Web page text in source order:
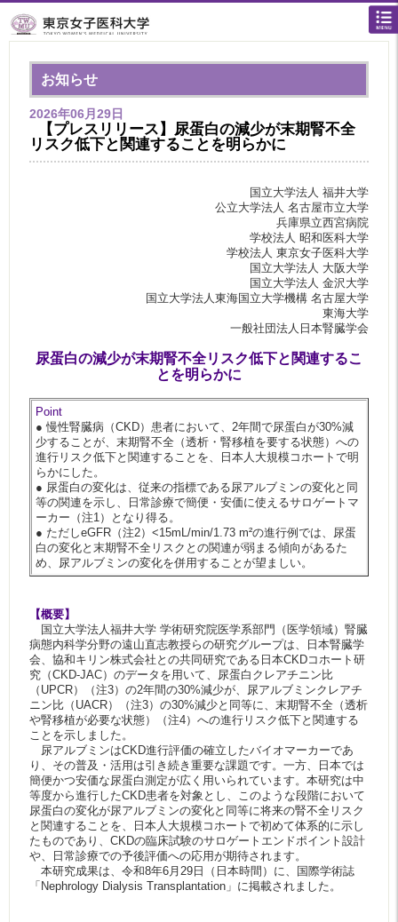
お知らせ
2026年06月29日
【プレスリリース】尿蛋白の減少が末期腎不全
リスク低下と関連することを明らかに
国立大学法人 福井大学
公立大学法人 名古屋市立大学
兵庫県立西宮病院
学校法人 昭和医科大学
学校法人 東京女子医科大学
国立大学法人 大阪大学
国立大学法人 金沢大学
国立大学法人東海国立大学機構 名古屋大学
東海大学
一般社団法人日本腎臓学会
尿蛋白の減少が末期腎不全リスク低下と関連するこ
とを明らかに
Point
●慢性腎臓病（CKD）患者において、2年間で尿蛋白が30%減
少することが、末期腎不全（透析・腎移植を要する状態）への
進行リスク低下と関連することを、日本人大規模コホートで明
らかにした。
● 尿蛋白の変化は、従来の指標である尿アルブミンの変化と同
等の関連を示し、日常診療で簡便・安価に使えるサロゲートマ
ーカー（注1）となり得る。
● ただしeGFR（注2）<15mL/min/1.73 m²の進行例では、尿蛋
白の変化と末期腎不全リスクとの関連が弱まる傾向があるた
め、尿アルブミンの変化を併用することが望ましい。
【概要】
国立大学法人福井大学 学術研究院医学系部門（医学領域）腎臓
病態内科学分野の遠山直志教授らの研究グループは、日本腎臓学
会、協和キリン株式会社との共同研究である日本CKDコホート研
究（CKD-JAC）のデータを用いて、尿蛋白クレアチニン比
（UPCR）（注3）の2年間の30%減少が、尿アルブミンクレアチ
ニン比（UACR）（注3）の30%減少と同等に、末期腎不全（透析
や腎移植が必要な状態）（注4）への進行リスク低下と関連する
ことを示しました。
尿アルブミンはCKD進行評価の確立したバイオマーカーであ
り、その普及・活用は引き続き重要な課題です。一方、日本では
簡便かつ安価な尿蛋白測定が広く用いられています。本研究は中
等度から進行したCKD患者を対象とし、このような段階において
尿蛋白の変化が尿アルブミンの変化と同等に将来の腎不全リスク
と関連することを、日本人大規模コホートで初めて体系的に示し
たものであり、CKDの臨床試験のサロゲートエンドポイント設計
や、日常診療での予後評価への応用が期待されます。
本研究成果は、令和8年6月29日（日本時間）に、国際学術誌
「Nephrology Dialysis Transplantation」に掲載されました。